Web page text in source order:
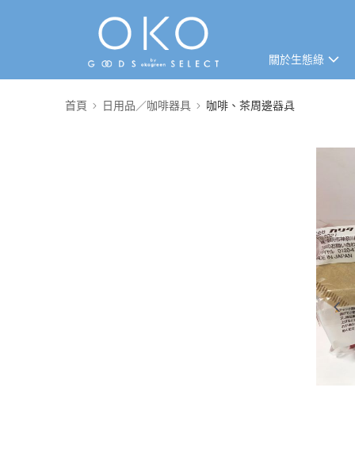
關於生態綠
免運專區
首頁 日用品／咖啡器具 咖啡、茶周邊器具